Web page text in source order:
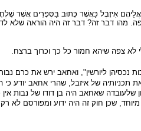
אִיזָבֶל כַּאֲשֶׁר כָּתוּב בַּסְּפָרִים אֲשֶׁר
מהו דבר זה? דבר זה היה הוראה שלא
לא צפה שיהא חמור כל כך וכרוך ברצח.
ליורשין", ואחאב ירש את כרם נבות
של איזבל, שהרי אחאב יודע כי
שאחאב היה בן דודו של נבות
מיוחד, שכן חוק זה היה ידוע